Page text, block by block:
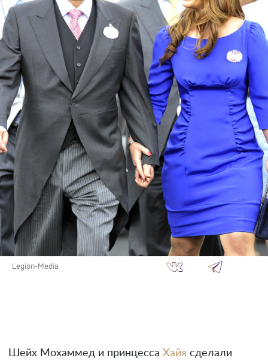
Legion-Media
Шейх Мохаммед и принцесса Хайя сделали